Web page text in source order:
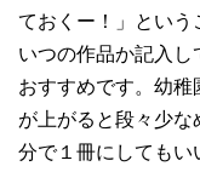
ておくー！」という
いつの作品か記入
おすすめです。幼
が上がると段々少
分で１冊にしてもい